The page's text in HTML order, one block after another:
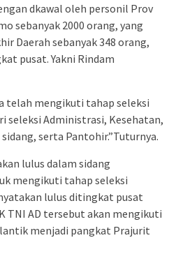
dkawal oleh personil Prov
sebanyak 2000 orang, yang
Daerah sebanyak 348 orang,
pusat. Yakni Rindam
telah mengikuti tahap seleksi
seleksi Administrasi, Kesehatan,
serta Pantohir.”Tuturnya.
lulus dalam sidang
mengikuti tahap seleksi
lulus ditingkat pusat
TNI AD tersebut akan mengikuti
menjadi pangkat Prajurit